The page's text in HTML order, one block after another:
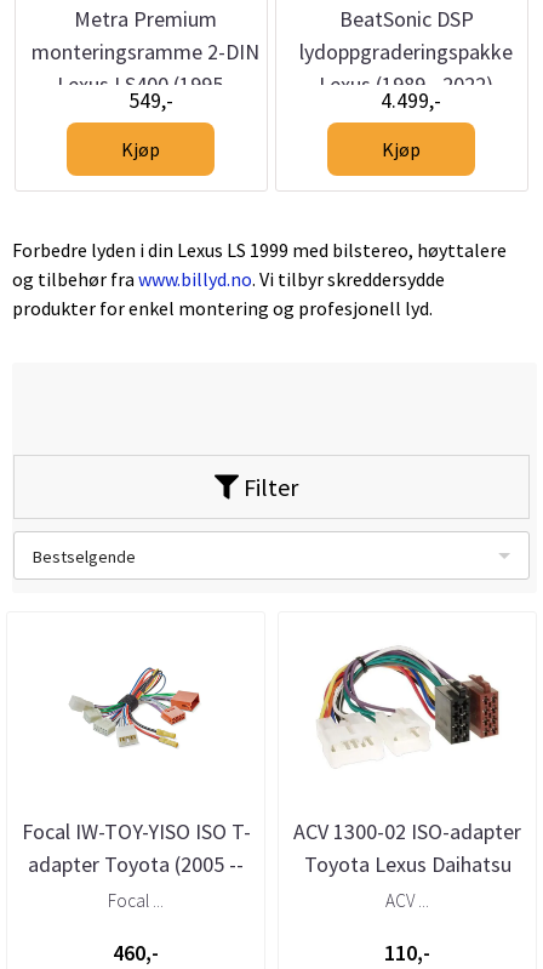
Metra Premium
monteringsramme 2-DIN
Lexus LS400 (1995 -
2000)
549,-
Kjøp
BeatSonic DSP
lydoppgraderingspakke
Lexus (1989 - 2022)
u/aktivt
4.499,-
Kjøp
Forbedre lyden i din Lexus LS 1999 med bilstereo, høyttalere
og tilbehør fra www.billyd.no. Vi tilbyr skreddersydde
produkter for enkel montering og profesjonell lyd.
Filter
Bestselgende
Focal IW-TOY-YISO ISO T-
adapter Toyota (2005 --
>)
Focal ...
460,-
ACV 1300-02 ISO-adapter
Toyota Lexus Daihatsu
Subaru 1986–2023
ACV ...
110,-